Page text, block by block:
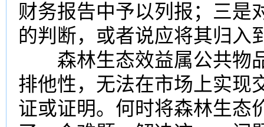
财务报告中予以列报；三是
的判断，或者说应将其归入
森林生态效益属公共物
排他性，无法在市场上实现
证或证明。何时将森林生态